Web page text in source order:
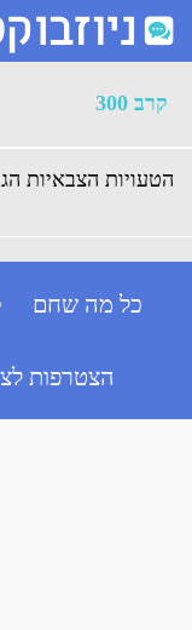
ארכיון קרב 300 - ניוזבוקס
קרב 300
הטעויות הצבאיות
כל מה שחם
הצטרפות